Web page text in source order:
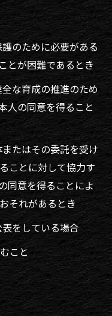
のために必要がある
とが困難であるとき
な育成の推進のため
人の同意を得ること
たはその委託を受け
ことに対して協力す
同意を得ることによ
それがあるとき
をしている場合
こと